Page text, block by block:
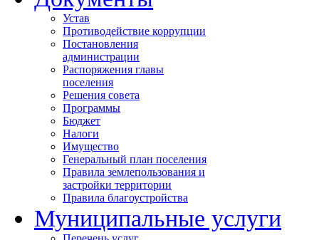
Устав
Противодействие коррупции
Постановления
администрации
Распоряжения главы
поселения
Решения совета
Программы
Бюджет
Налоги
Имущество
Генеральный план поселения
Правила землепользования и
застройки территории
Правила благоустройства
Муниципальные услуги